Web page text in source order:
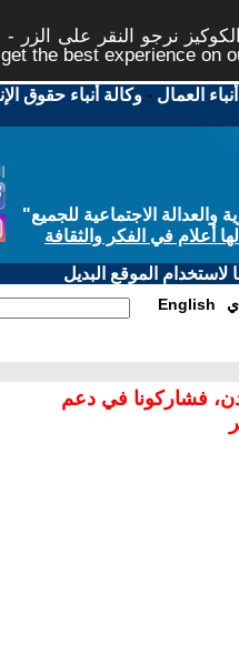
نرجو النقر على الزر
the best experience on
العمال -وكالة أنباء حقوق
الاجتماعية للجميع"
أعلام في الفكر والثقافة
الموقع البديل
English
فشاركونا في دعم